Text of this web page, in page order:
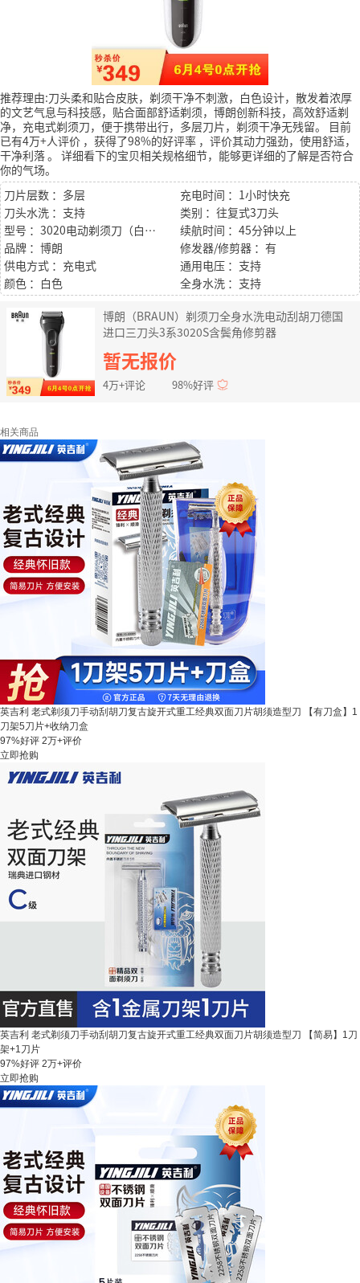
推荐理由:刀头柔和贴合皮肤，剃须干净不刺激，白色设计，散发着浓厚
的文艺气息与科技感，贴合面部舒适剃须，博朗创新科技，高效舒适剃
净，充电式剃须刀，便于携带出行，多层刀片，剃须干净无残留。
目前
已有4万+人评价 ，获得了98%的好评率 ，评价其动力强劲，使用舒适，
干净利落。 详细看下的宝贝相关规格细节，能够更详细的了解是否符合
你的气场。
刀片层数 ：多层
充电时间 ：1小时快充
刀头水洗 ：支持
类别 ：往复式3刀头
型号 ：3020电动剃须刀（白色）
续航时间 ：45分钟以上
品牌 ：博朗
修发器/修剪器 ：有
供电方式 ：充电式
通用电压 ：支持
颜色 ：白色
全身水洗 ：支持
博朗（BRAUN）剃须刀全身水洗电动刮胡刀德国
进口三刀头3系3020S含鬓角修剪器
暂无报价
4万+评论 98%好评
相关商品
英吉利 老式剃须刀手动刮胡刀复古旋开式重工经典双面刀片胡须造型刀 【有刀盒】1
刀架5刀片+收纳刀盒
97%好评 2万+评价
立即抢购
英吉利 老式剃须刀手动刮胡刀复古旋开式重工经典双面刀片胡须造型刀 【简易】1刀
架+1刀片
97%好评 2万+评价
立即抢购